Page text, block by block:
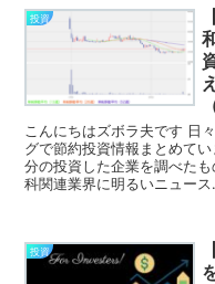
投資
こんにちはズボラ夫です 日
グで節約投資情報まとめて
分の投資した企業を調べた
科関連業界に明るいニュース
投資